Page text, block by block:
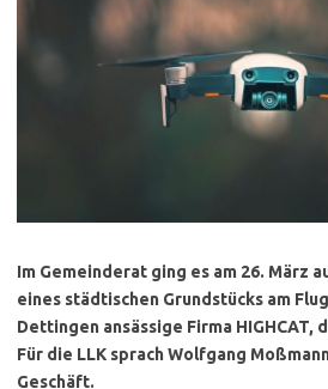
Im Gemeinderat ging es am 26. März
eines städtischen Grundstücks am
Dettingen ansässige Firma
Für die LLK sprach Wolfgang
Geschäft.